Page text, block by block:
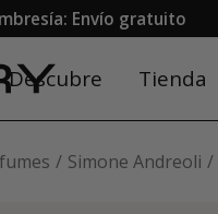
Envío gratuito
Descubre Tienda
Simone Andreoli